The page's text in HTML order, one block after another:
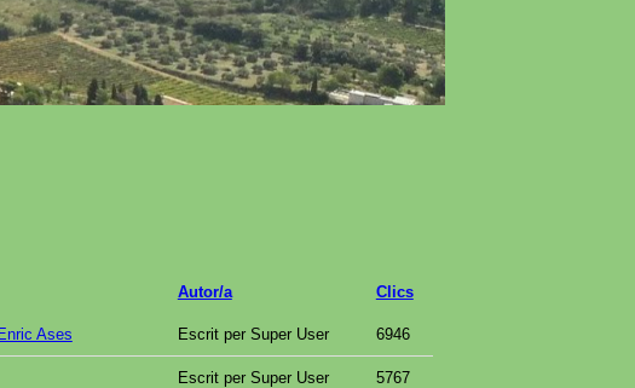
Autor/a Clics
Ases Escrit per Super User 6946
Escrit per Super User 5767